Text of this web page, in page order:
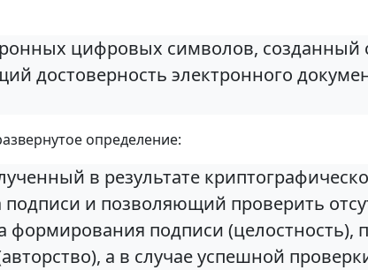
цифровых символов, созданный
достоверность электронного
определение:
в результате
и позволяющий проверить
подписи (целостность),
а в случае успешной